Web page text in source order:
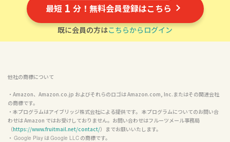
最短 1 分！無料会員登録はこちら
既に会員の方はこちらからログイン
他社の商標について
・Amazon、Amazon.co.jp およびそれらのロゴは Amazon.com, Inc.またはその関連会社
の商標です。
・本プログラムはアイブリッジ株式会社による提供です。 本プログラムについてのお問い合
わせは Amazon ではお受けしておりません。お問い合わせはフルーツメール事務局
（https://www.fruitmail.net/contact/）までお願いいたします。
・ Google Play は Google LLC の商標です。